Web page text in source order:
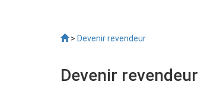
> Devenir revendeur
Devenir revendeur